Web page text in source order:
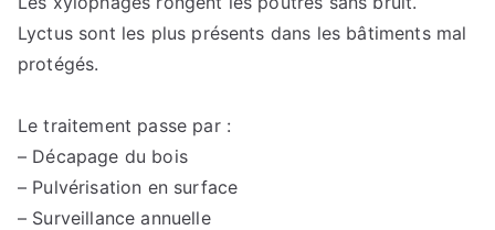
Lyctus sont les plus présents dans les bâtiments mal
protégés.
Le traitement passe par :
– Décapage du bois
– Pulvérisation en surface
– Surveillance annuelle